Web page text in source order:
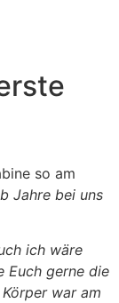
so am
Jahre bei uns
ich wäre
Euch gerne die
war am